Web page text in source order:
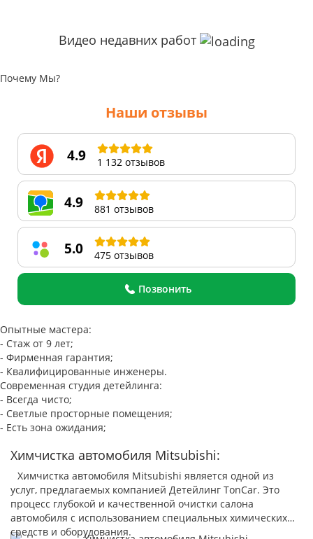
Видео недавних работ
Почему Мы?
Наши отзывы
4.9 1 132 отзывов
4.9 881 отзывов
5.0 475 отзывов
Позвонить
Опытные мастера:
- Стаж от 9 лет;
- Фирменная гарантия;
- Квалифицированные инженеры.
Современная студия детейлинга:
- Всегда чисто;
- Светлые просторные помещения;
- Есть зона ожидания;
Химчистка автомобиля Mitsubishi:
Химчистка автомобиля Mitsubishi является одной из
услуг, предлагаемых компанией Детейлинг TonCar. Это
процесс глубокой и качественной очистки салона
автомобиля с использованием специальных химических
средств и оборудования.